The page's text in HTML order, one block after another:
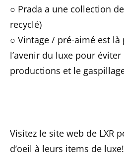
○ Prada a une collection
recyclé)
○ Vintage / pré-aimé est
l’avenir du luxe pour
productions et le
Visitez le site web de LXR
d’oeil à leurs items de luxe!